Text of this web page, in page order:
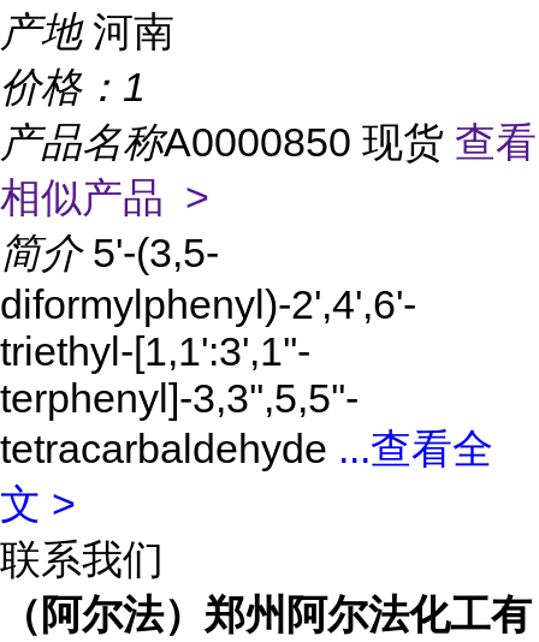
产地 河南
价格： 1
产品名称A0000850 现货 查看
相似产品 >
简介 5'-(3,5-
diformylphenyl)-2',4',6'-
triethyl-[1,1':3',1''-
terphenyl]-3,3'',5,5''-
tetracarbaldehyde ...查看全
文 >
联系我们
（阿尔法）郑州阿尔法化工有